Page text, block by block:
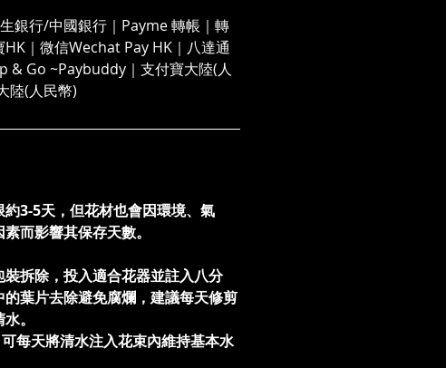
銀行/中國銀行｜Payme 轉帳｜轉
｜微信Wechat Pay HK｜八達通
& Go ~Paybuddy｜支付寶大陸(人
陸(人民幣)
約3-5天，但花材也會因環境、氣
而影響其保存天數。
裝拆除，投入適合花器並註入八分
的葉片去除避免腐爛，建議每天修剪
。
每天將清水注入花束內維持基本水